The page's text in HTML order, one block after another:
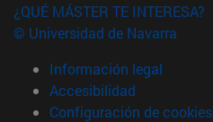
¿QUÉ MÁSTER TE INTERESA?
© Universidad de Navarra
Información legal
Accesibilidad
Configuración de cookies